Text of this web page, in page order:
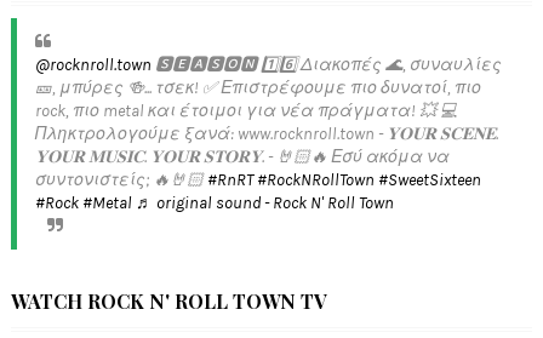
@rocknroll.town 🆂🅴🅰🆂🅾🅽 1️⃣6️⃣ Διακοπές 🌊, συναυλίες
🎫, μπύρες 🍻... τσεκ! ✅️ Επιστρέφουμε πιο δυνατοί, πιο
rock, πιο metal και έτοιμοι για νέα πράγματα! 💥 💻
Πληκτρολογούμε ξανά: www.rocknroll.town - 𝐘𝐎𝐔𝐑 𝐒𝐂𝐄𝐍𝐄.
𝐘𝐎𝐔𝐑 𝐌𝐔𝐒𝐈𝐂. 𝐘𝐎𝐔𝐑 𝐒𝐓𝐎𝐑𝐘. - 🤘🏻🔥 Εσύ ακόμα να
συντονιστείς; 🔥🤘🏻#RnRT #RockNRollTown #SweetSixteen
#Rock #Metal ♬ original sound - Rock N' Roll Town
WATCH ROCK N' ROLL TOWN TV